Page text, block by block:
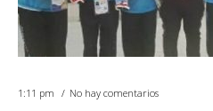
1:11 pm No hay comentarios